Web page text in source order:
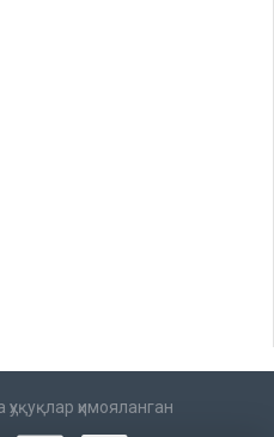
ҳимояланган